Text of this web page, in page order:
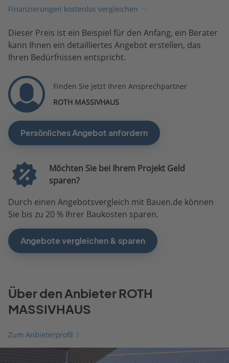
Finanzierungen kostenlos vergleichen
Dieser Preis ist ein Beispiel für den Anfang, ein Berater
kann Ihnen ein detailliertes Angebot erstellen, das
Ihren Bedürfnissen entspricht.
Finden Sie jetzt Ihren Ansprechpartner
ROTH MASSIVHAUS
Persönliches Angebot anfordern
Möchten Sie bei Ihrem Projekt Geld
sparen?
Durch einen Angebotsvergleich mit Bauen.de können
Sie bis zu 20 % Ihrer Baukosten sparen.
Angebote vergleichen & sparen
Über den Anbieter ROTH
MASSIVHAUS
Zum Anbieterprofil